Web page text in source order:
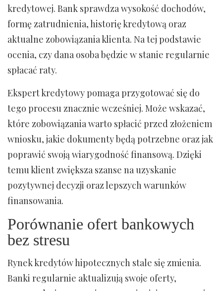
kredytowej. Bank sprawdza wysokość dochodów,
formę zatrudnienia, historię kredytową oraz
aktualne zobowiązania klienta. Na tej podstawie
ocenia, czy dana osoba będzie w stanie regularnie
spłacać raty.
Ekspert kredytowy pomaga przygotować się do
tego procesu znacznie wcześniej. Może wskazać,
które zobowiązania warto spłacić przed złożeniem
wniosku, jakie dokumenty będą potrzebne oraz jak
poprawić swoją wiarygodność finansową. Dzięki
temu klient zwiększa szanse na uzyskanie
pozytywnej decyzji oraz lepszych warunków
finansowania.
Porównanie ofert bankowych
bez stresu
Rynek kredytów hipotecznych stale się zmienia.
Banki regularnie aktualizują swoje oferty,